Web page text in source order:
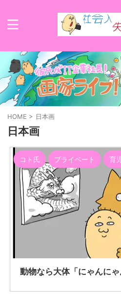
HOME > 日本画
日本画
コト氏 プライベート 育
動物なら大体「にゃんに